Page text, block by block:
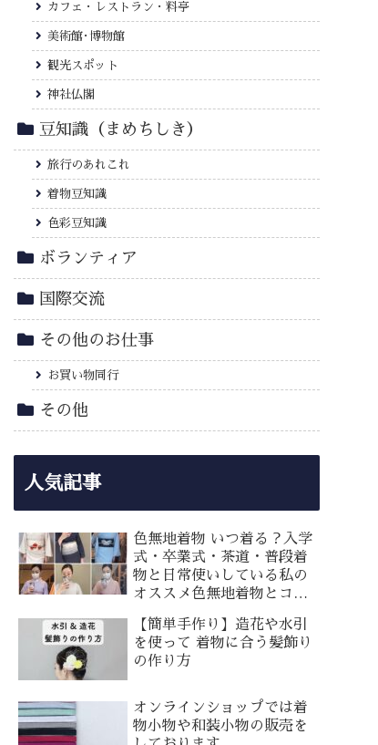
カフェ・レストラン・料亭
美術館･博物館
観光スポット
神社仏閣
豆知識（まめちしき）
旅行のあれこれ
着物豆知識
色彩豆知識
ボランティア
国際交流
その他のお仕事
お買い物同行
その他
人気記事
色無地着物 いつ着る？入学
式・卒業式・茶道・普段着
物と日常使いしている私の
オススメ色無地着物とコー
【簡単手作り】造花や水引
を使って 着物に合う髪飾り
の作り方
オンラインショップでは着
物小物や和装小物の販売を